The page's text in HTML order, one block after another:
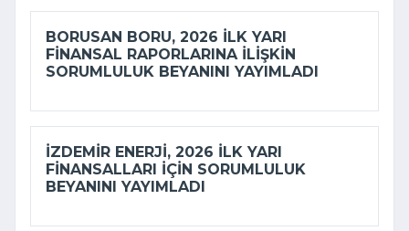
BORUSAN BORU, 2026 ILK YARI
FINANSAL RAPORLARINA ILIŞKIN
SORUMLULUK BEYANINI YAYIMLADI
İZDEMİR ENERJI, 2026 ILK YARI
FINANSALLARI IÇIN SORUMLULUK
BEYANINI YAYIMLADI